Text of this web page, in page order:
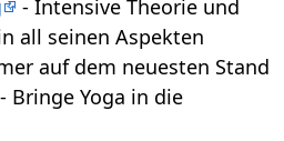
- Intensive Theorie und
all seinen Aspekten
auf dem neuesten Stand
- Bringe Yoga in die